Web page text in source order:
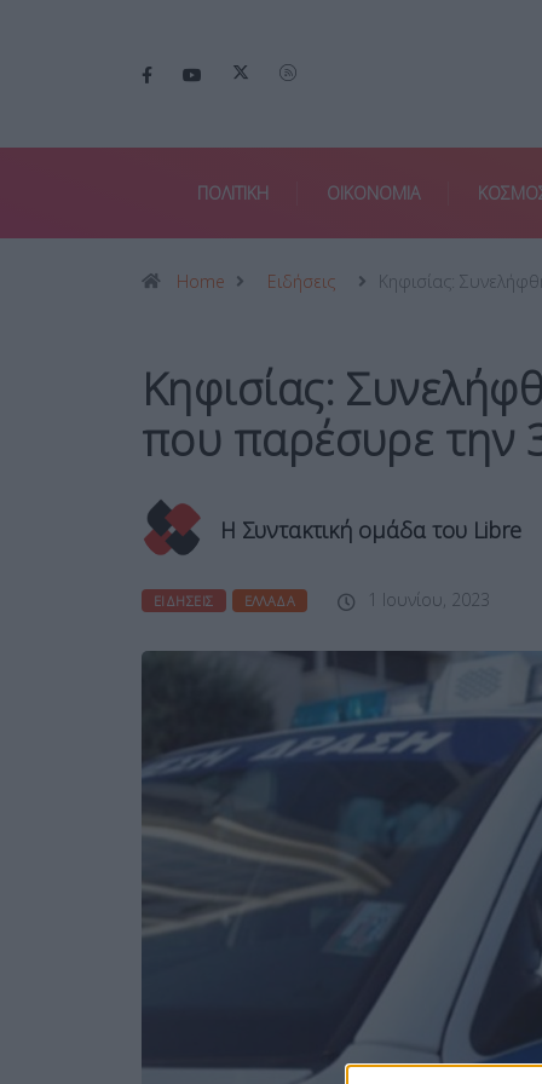
ΠΟΛΙΤΙΚΗ ΟΙΚΟΝΟΜΙΑ
Home Ειδήσεις Κηφισίας:
Κηφισίας:
που παρέσυρε την
Η Συντακτική ομάδα του Libre
ΕΙΔΉΣΕΙΣ ΕΛΛΆΔΑ 1 Ιουνίου, 2023